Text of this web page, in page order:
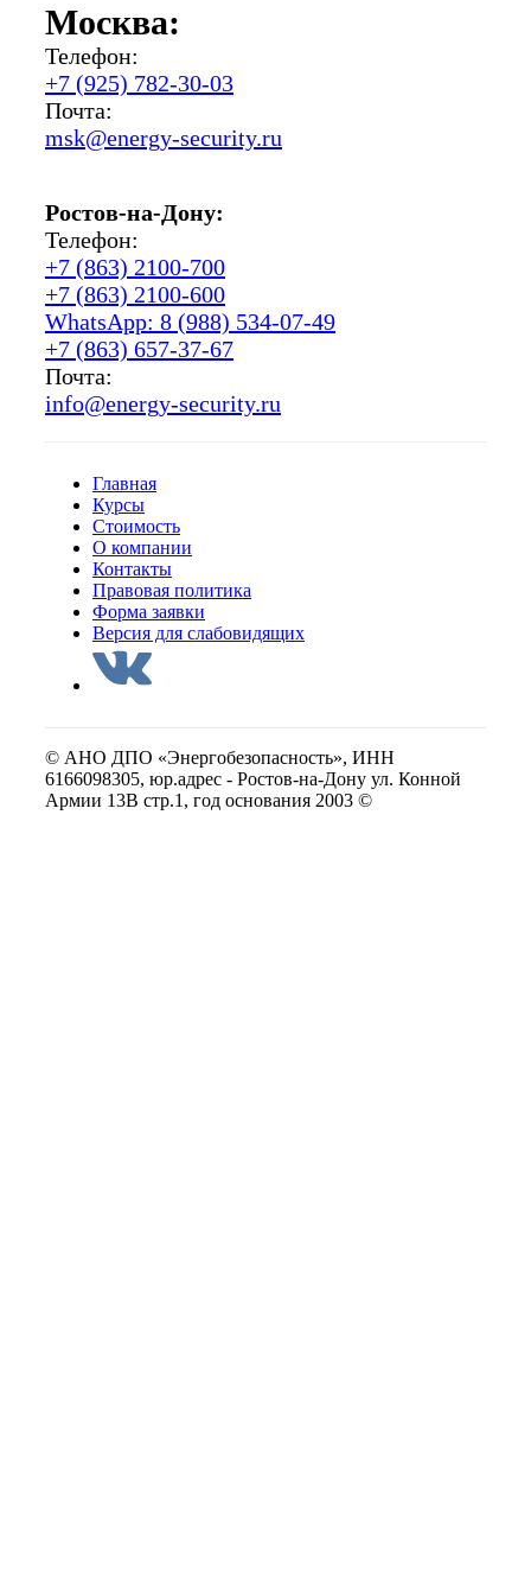
Москва:
Телефон:
+7 (925) 782-30-03
Почта:
msk@energy-security.ru
Ростов-на-Дону:
Телефон:
+7 (863) 2100-700
+7 (863) 2100-600
WhatsApp: 8 (988) 534-07-49
+7 (863) 657-37-67
Почта:
info@energy-security.ru
Главная
Курсы
Стоимость
О компании
Контакты
Правовая политика
Форма заявки
Версия для слабовидящих
© АНО ДПО «Энергобезопасность», ИНН
6166098305, юр.адрес - Ростов-на-Дону ул. Конной
Армии 13В стр.1, год основания 2003 ©